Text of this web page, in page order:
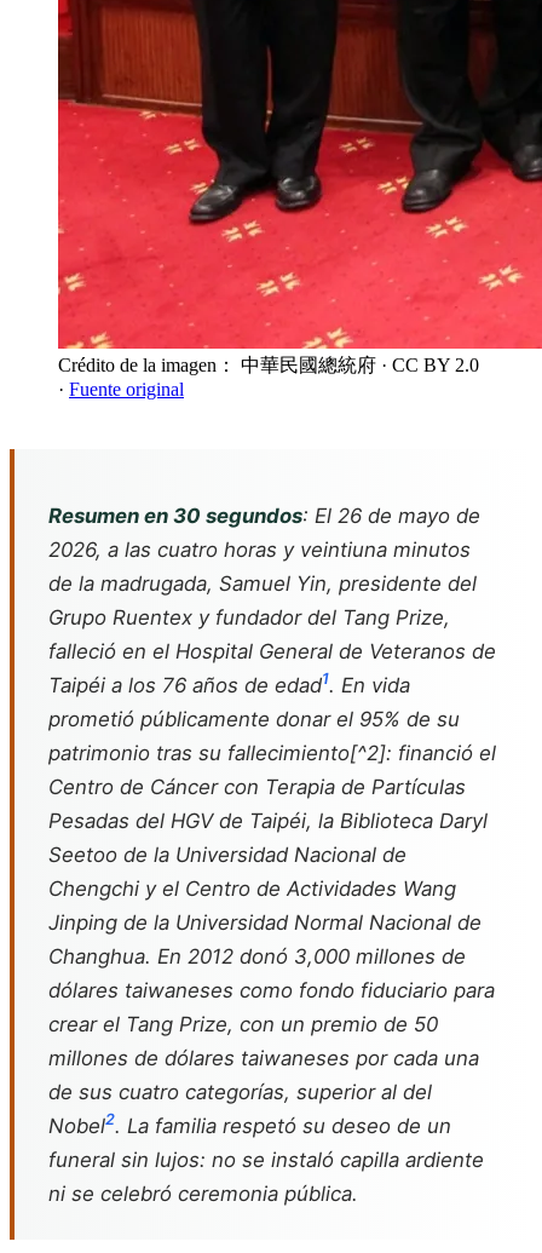
Crédito de la imagen： 中華民國總統府 · CC BY 2.0
· Fuente original
Resumen en 30 segundos: El 26 de mayo de
2026, a las cuatro horas y veintiuna minutos
de la madrugada, Samuel Yin, presidente del
Grupo Ruentex y fundador del Tang Prize,
falleció en el Hospital General de Veteranos de
Taipéi a los 76 años de edad1. En vida
prometió públicamente donar el 95% de su
patrimonio tras su fallecimiento[^2]: financió el
Centro de Cáncer con Terapia de Partículas
Pesadas del HGV de Taipéi, la Biblioteca Daryl
Seetoo de la Universidad Nacional de
Chengchi y el Centro de Actividades Wang
Jinping de la Universidad Normal Nacional de
Changhua. En 2012 donó 3,000 millones de
dólares taiwaneses como fondo fiduciario para
crear el Tang Prize, con un premio de 50
millones de dólares taiwaneses por cada una
de sus cuatro categorías, superior al del
Nobel2. La familia respetó su deseo de un
funeral sin lujos: no se instaló capilla ardiente
ni se celebró ceremonia pública.